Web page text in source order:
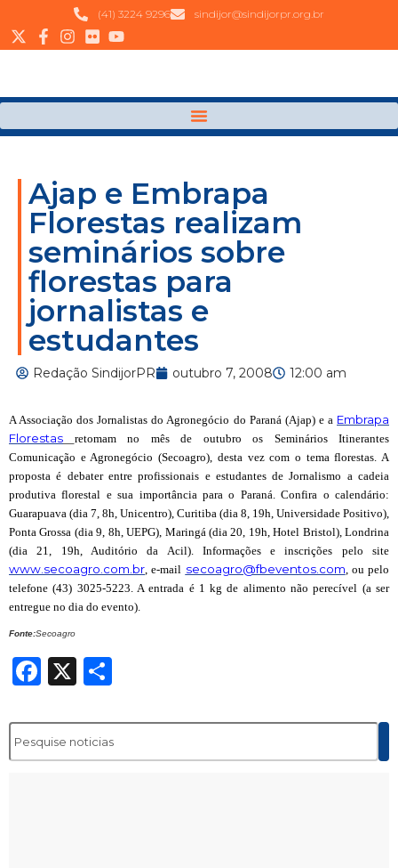
(41) 3224 9296 sindijor@sindijorpr.org.br
Ajap e Embrapa
Florestas realizam
seminários sobre
florestas para
jornalistas e
estudantes
Redação SindijorPR outubro 7, 2008 12:00 am
A Associação dos Jornalistas do Agronegócio do Paraná (Ajap) e a Embrapa
Florestas
retomam no mês de outubro os Seminários Itinerantes
Comunicação e Agronegócio (Secoagro), desta vez com o tema florestas. A
proposta é debater entre profissionais e estudantes de Jornalismo a cadeia
produtiva florestal e sua importância para o Paraná. Confira o calendário:
Guarapuava (dia 7, 8h, Unicentro), Curitiba (dia 8, 19h, Universidade Positivo),
Ponta Grossa (dia 9, 8h, UEPG), Maringá (dia 20, 19h, Hotel Bristol), Londrina
(dia 21, 19h, Auditório da Acil). Informações e inscrições pelo site
www.secoagro.com.br , e-mail secoagro@fbeventos.com , ou pelo
telefone (43) 3025-5223. A entrada é 1 kg de alimento não perecível (a ser
entregue no dia do evento).
Fonte:Secoagro
Facebook
X